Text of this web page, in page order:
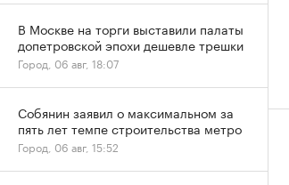
В Москве на торги выставили палаты
допетровской эпохи дешевле трешки
Город, 06 авг, 18:07
Собянин заявил о максимальном за
пять лет темпе строительства метро
Город, 06 авг, 15:52